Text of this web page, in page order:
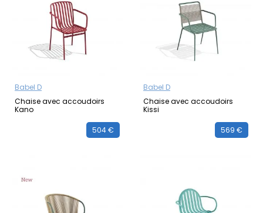
Babel D
Chaise avec accoudoirs
Kano
504 €
Babel D
Chaise avec accoudoirs
Kissi
569 €